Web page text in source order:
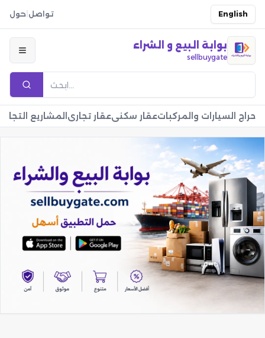
تواصل حول English
بوابة البيع و الشراء
sellbuygate
حراج السيارات والمركباتعقار سكنيعقار تجاري المشاريع